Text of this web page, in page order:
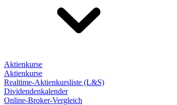
Aktienkurse
Aktienkurse
Realtime-Aktienkursliste (L&S)
Dividendenkalender
Online-Broker-Vergleich